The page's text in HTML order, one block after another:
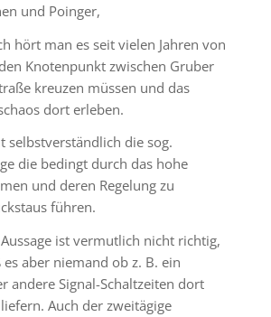
und Poinger,
hört man es seit vielen Jahren von
Knotenpunkt zwischen Gruber
kreuzen müssen und das
dort erleben.
selbstverständlich die sog.
die bedingt durch das hohe
und deren Regelung zu
führen.
ist vermutlich nicht richtig,
aber niemand ob z. B. ein
andere Signal-Schaltzeiten dort
Auch der zweitägige